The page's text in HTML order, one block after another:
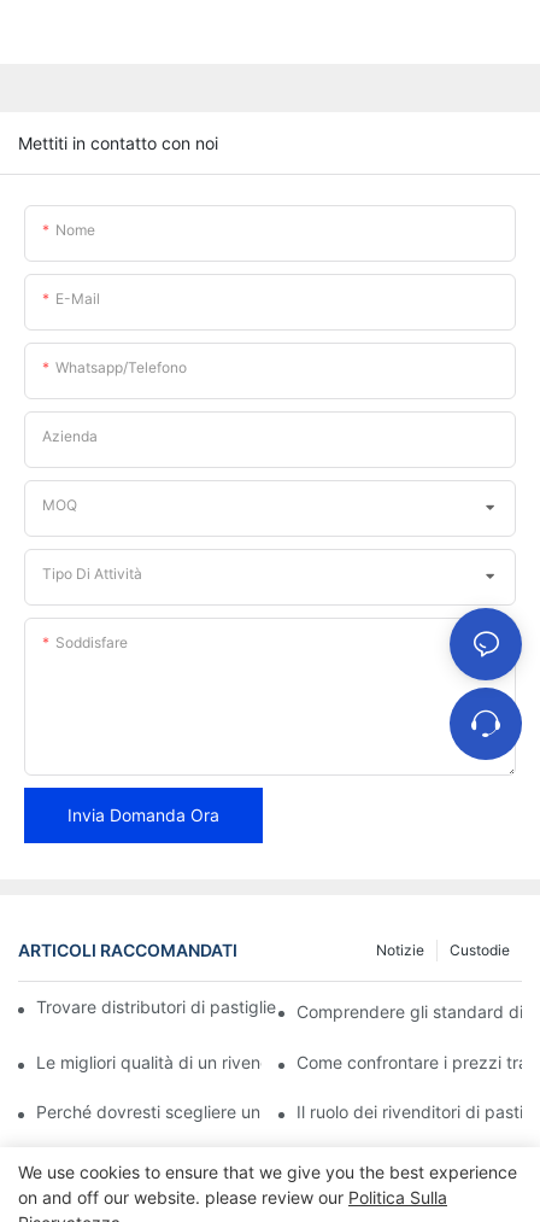
Mettiti in contatto con noi
Nome
E-Mail
Whatsapp/telefono
Azienda
MOQ
Tipo Di Attività
Soddisfare
Invia Domanda Ora
ARTICOLI RACCOMANDATI Custodie
Notizie
Trovare distributori di pastiglie freno affidabili per la tua attività
Comprendere gli standard di
Le migliori qualità di un rivenditore affidabile di pastiglie freno
Come confrontare i prezzi tra
Perché dovresti scegliere un rivenditore autorizzato di pastiglie
Il ruolo dei rivenditori di
We use cookies to ensure that we give you the best experience
on and off our website. please review our Politica Sulla